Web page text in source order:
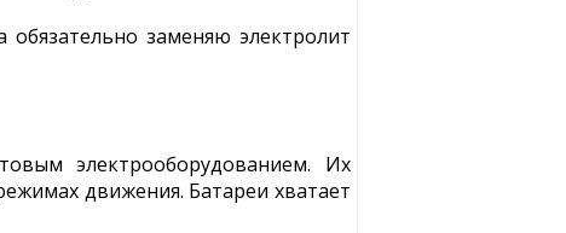
заменяю электролит
электрооборудованием. Их
движения. Батареи хватает